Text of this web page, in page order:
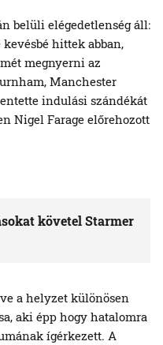
belüli elégedetlenség áll:
hittek abban,
megnyerni az
Manchester
indulási szándékát
Nigel Farage előrehozott
követel Starmer
a helyzet különösen
aki épp hogy hatalomra
ígérkezett. A